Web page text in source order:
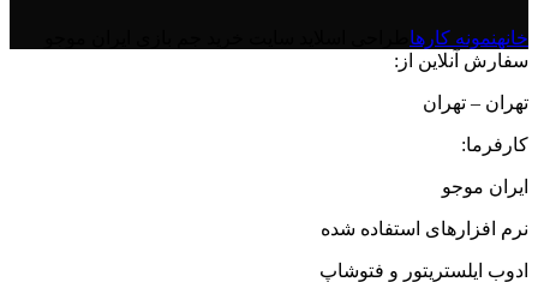
خانهنمونه کارها
سفارش آنلاین از:
تهران – تهران
کارفرما:
ایران موجو
نرم افزارهای استفاده شده
ادوب ایلستریتور و فتوشاپ